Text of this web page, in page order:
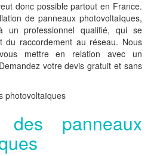
donc possible partout en France.
de panneaux photovoltaïques,
un professionnel qualifié, qui se
raccordement au réseau. Nous
mettre en relation avec un
votre devis gratuit et sans
photovoltaïques
des panneaux